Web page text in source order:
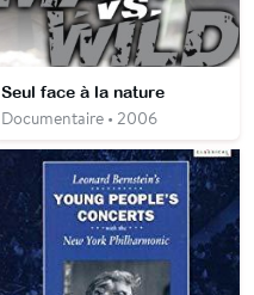
Seul face à la nature
Documentaire • 2006